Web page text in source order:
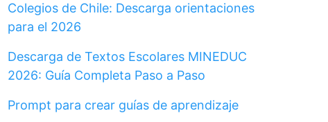
Colegios de Chile: Descarga orientaciones
para el 2026
Descarga de Textos Escolares MINEDUC
2026: Guía Completa Paso a Paso
Prompt para crear guías de aprendizaje